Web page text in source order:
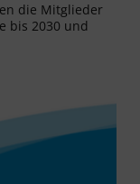
die Mitglieder
bis 2030 und